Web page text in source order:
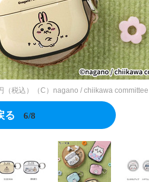
（税込）（C）nagano / chiikawa committee
る 6/8